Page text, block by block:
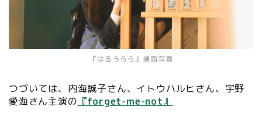
『はるうらら』場面写真
つづいては、内海誠子さん、イトウハルヒさん、宇野
愛海さん主演の 『forget-me-not』